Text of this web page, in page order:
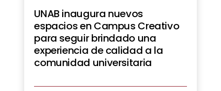
UNAB inaugura nuevos
espacios en Campus Creativo
para seguir brindado una
experiencia de calidad a la
comunidad universitaria